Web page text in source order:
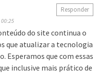
00:25
do site continua o
que atualizar a tecnologia
Esperamos que com essas
inclusive mais prático de
Responder